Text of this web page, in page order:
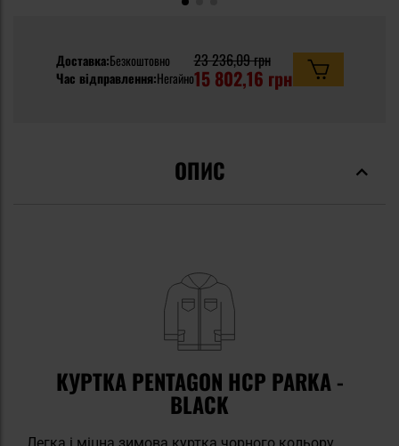
Доставка:Безкоштовно
Час відправлення:Негайно
23 236,09 грн
15 802,16 грн
ОПИС
КУРТКА PENTAGON HCP PARKA -
BLACK
Легка i міцна зимова куртка чорного кольору,